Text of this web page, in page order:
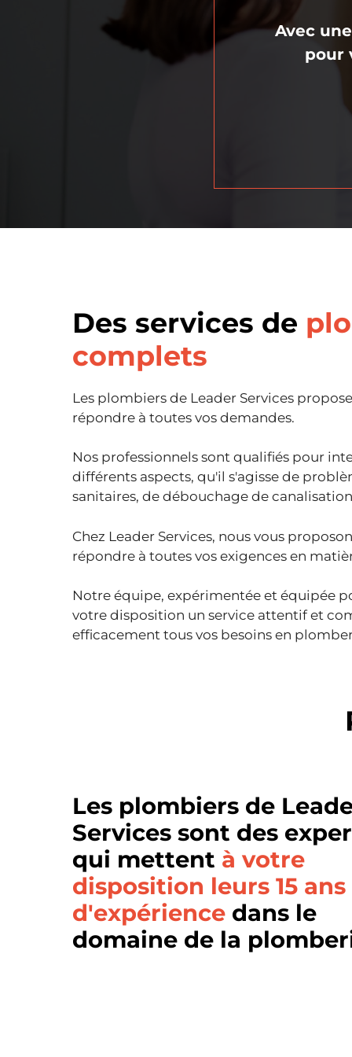
Avec
pour
Des services de
complets
Les plombiers de Leader Services
répondre à toutes vos demandes.
Nos professionnels sont qualifiés pour
différents aspects, qu'il s'agisse de
sanitaires, de débouchage de
Chez Leader Services, nous vous
répondre à toutes vos exigences en
Notre équipe, expérimentée et équipée
votre disposition un service attentif et
efficacement tous vos besoins en
Les plombiers de
Services sont des
qui mettent à votre
disposition leurs 15 ans
d'expérience dans le
domaine de la